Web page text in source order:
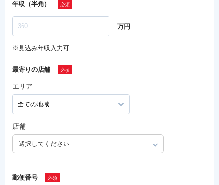
年収（半角）
万円
※見込み年収入力可
最寄りの店舗
エリア
店舗
選択してください
郵便番号